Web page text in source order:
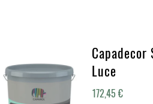
Luce
172,45€